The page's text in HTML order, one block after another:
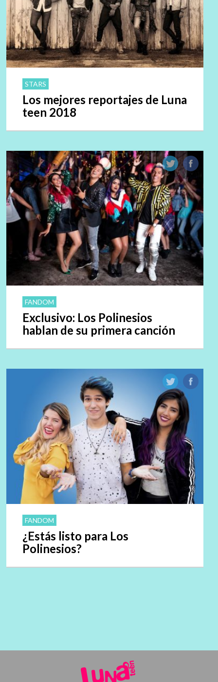
STARS
Los mejores reportajes de Luna
teen 2018
FANDOM
Exclusivo: Los Polinesios
hablan de su primera canción
FANDOM
¿Estás listo para Los
Polinesios?